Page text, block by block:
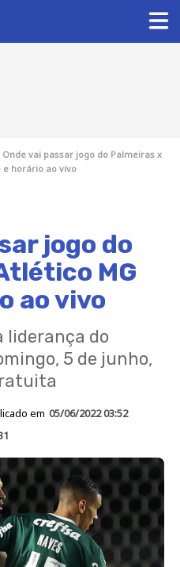
Onde vai passar jogo do Palmeiras x
e horário ao vivo
jogo do
MG
ao vivo
liderança do
5 de junho,
em 05/06/2022 03:52